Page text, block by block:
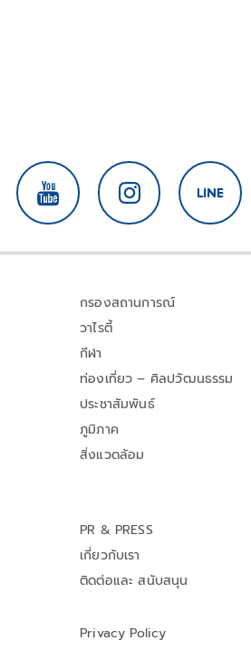
กรองสถานการณ์
วาไรตี้
กีฬา
ท่องเที่ยว – ศิลปวัฒนธรรม
ประชาสัมพันธ์
ภูมิภาค
สิ่งแวดล้อม
PR & PRESS
เกี่ยวกับเรา
ติดต่อและ สนับสนุน
Privacy Policy